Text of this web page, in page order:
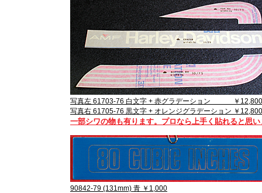
写真左 61703-76 白文字 + 赤グラデーション ￥12,800
写真右 61705-76 黒文字 + オレンジグラデーション ￥
一部シワの物も有ります。プロなら上手く貼れると思い
90842-79 (131mm) 青 ￥1,000